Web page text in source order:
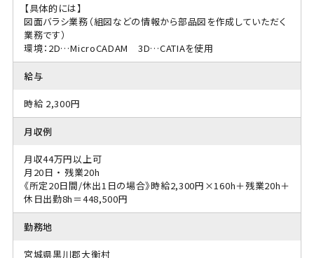
【具体的には】
図面バラシ業務（組図などの情報から部品図を作成していただく
業務です）
環境：2D…MicroCADAM 3D…CATIAを使用
給与
時給 2,300円
月収例
月収44万円以上可
月20日 ・ 残業20h
《所定20日間/休出1日の場合》時給2,300円×160h＋残業20h＋
休日出勤8h＝448,500円
勤務地
宮城県黒川郡大衡村